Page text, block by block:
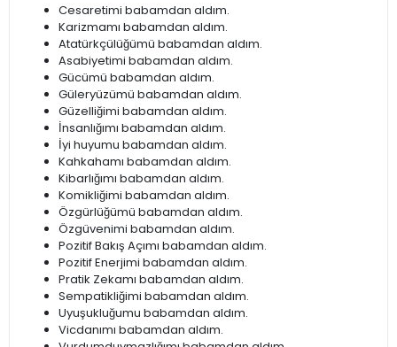
Cesaretimi babamdan aldım.
Karizmamı babamdan aldım.
Atatürkçülüğümü babamdan aldım.
Asabiyetimi babamdan aldım.
Gücümü babamdan aldım.
Güleryüzümü babamdan aldım.
Güzelliğimi babamdan aldım.
İnsanlığımı babamdan aldım.
İyi huyumu babamdan aldım.
Kahkahamı babamdan aldım.
Kibarlığımı babamdan aldım.
Komikliğimi babamdan aldım.
Özgürlüğümü babamdan aldım.
Özgüvenimi babamdan aldım.
Pozitif Bakış Açımı babamdan aldım.
Pozitif Enerjimi babamdan aldım.
Pratik Zekamı babamdan aldım.
Sempatikliğimi babamdan aldım.
Uyuşukluğumu babamdan aldım.
Vicdanımı babamdan aldım.